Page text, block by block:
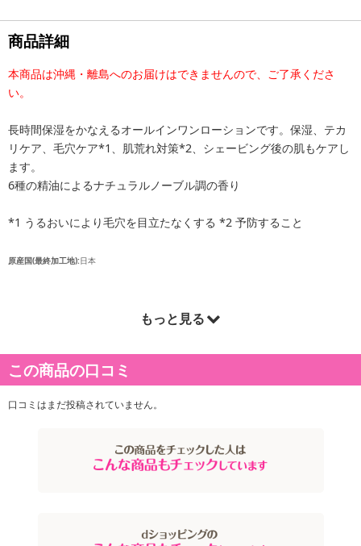
商品詳細
本商品は沖縄・離島へのお届けはできませんので、ご了承くださ
い。
長時間保湿をかなえるオールインワンローションです。保湿、テカ
リケア、毛穴ケア*1、肌荒れ対策*2、シェービング後の肌もケアし
ます。
6種の精油によるナチュラルノーブル調の香り
*1 うるおいにより毛穴を目立たなくする *2 予防すること
原産国(最終加工地):日本
もっと見る
この商品の口コミ
口コミはまだ投稿されていません。